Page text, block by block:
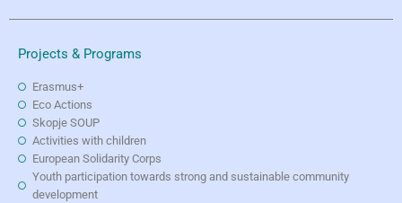
Projects & Programs
Erasmus+
Eco Actions
Skopje SOUP
Activities with children
European Solidarity Corps
Youth participation towards strong and sustainable community
development